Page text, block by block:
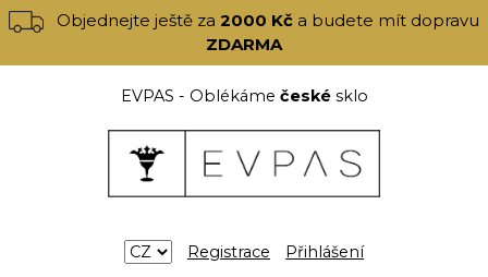
Objednejte ještě za2000 Kč a budete mít dopravu
ZDARMA
EVPAS - Oblékáme českésklo
Registrace Přihlášení